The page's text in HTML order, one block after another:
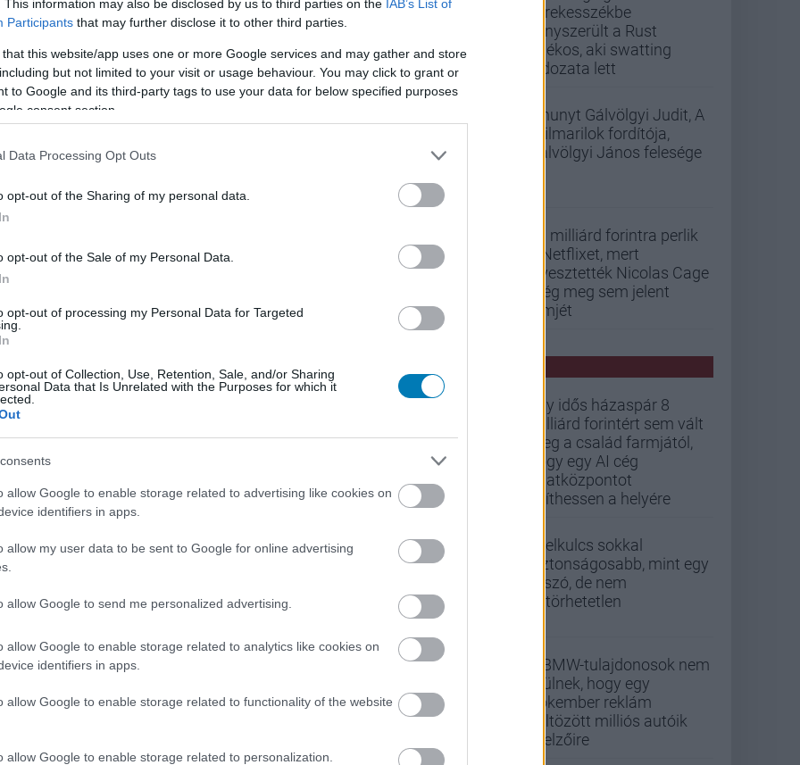
This information may also be disclosed by us to third parties on the IAB’s List of
Participants that may further disclose it to other third parties.
that this website/app uses one or more Google services and may gather and store
but not limited to your visit or usage behaviour. You may click to grant or
to Google and its third-party tags to use your data for below specified purposes
consent section.
Data Processing Opt Outs
opt-out of the Sharing of my personal data.
opt-out of the Sale of my Personal Data.
opt-out of processing my Personal Data for Targeted
opt-out of Collection, Use, Retention, Sale, and/or Sharing
Data that Is Unrelated with the Purposes for which it
allow Google to enable storage related to advertising like cookies on
identifiers in apps.
allow my user data to be sent to Google for online advertising
allow Google to send me personalized advertising.
allow Google to enable storage related to analytics like cookies on
identifiers in apps.
allow Google to enable storage related to functionality of the website
allow Google to enable storage related to personalization.
a tanyát, egy állat támad rájuk, és kétségbeesett
miközben a lény a ház körül ólálkodik. Az
viselkedni, valami felismerhetetlenné változik, és
uralkodó rettegés halálosabb-e, mint a házon kívüli
magyar mozik. Ti be fogtok ülni rá?
hangulata – Jön a második forduló! (X)
kerekesszékbe
kényszerült a Rust
játékos, aki swatting
áldozata lett
Elhunyt Gálvölgyi Judit, A
szilmarilok fordítója,
Gálvölgyi János felesége
33 milliárd forintra perlik
a Netflixet, mert
elvesztették Nicolas Cage
még meg sem jelent
filmjét
Egy idős házaspár 8
milliárd forintért sem vált
meg a család farmjától,
hogy egy AI cég
adatközpontot
építhessen a helyére
A jelkulcs sokkal
biztonságosabb, mint egy
jelszó, de nem
feltörhetetlen
A BMW-tulajdonosok nem
örülnek, hogy egy
Pókember reklám
költözött milliós autóik
kijelzőire